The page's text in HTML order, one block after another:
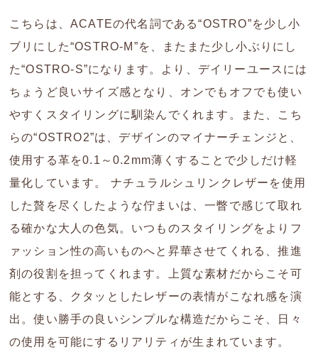
こちらは、ACATEの代名詞である“OSTRO”を少し小
ブリにした“OSTRO-M”を、またまた少し小ぶりにし
た“OSTRO-S”になります。より、デイリーユースには
ちょうど良いサイズ感となり、オンでもオフでも使い
やすくスタイリングに馴染んでくれます。また、こち
らの“OSTRO2”は、デザインのマイナーチェンジと、
使用する革を0.1～0.2mm薄くすることで少しだけ軽
量化しています。 ナチュラルシュリンクレザーを使用
した贅を尽くしたような佇まいは、一瞥で感じて取れ
る確かな大人の色気。いつものスタイリングをよりフ
ァッション性の高いものへと昇華させてくれる、推進
剤の役割を担ってくれます。上質な素材だからこそ可
能とする、クタッとしたレザーの表情がこなれ感を演
出。使い勝手の良いシンプルな構造だからこそ、日々
の使用を可能にするリアリティが生まれています。